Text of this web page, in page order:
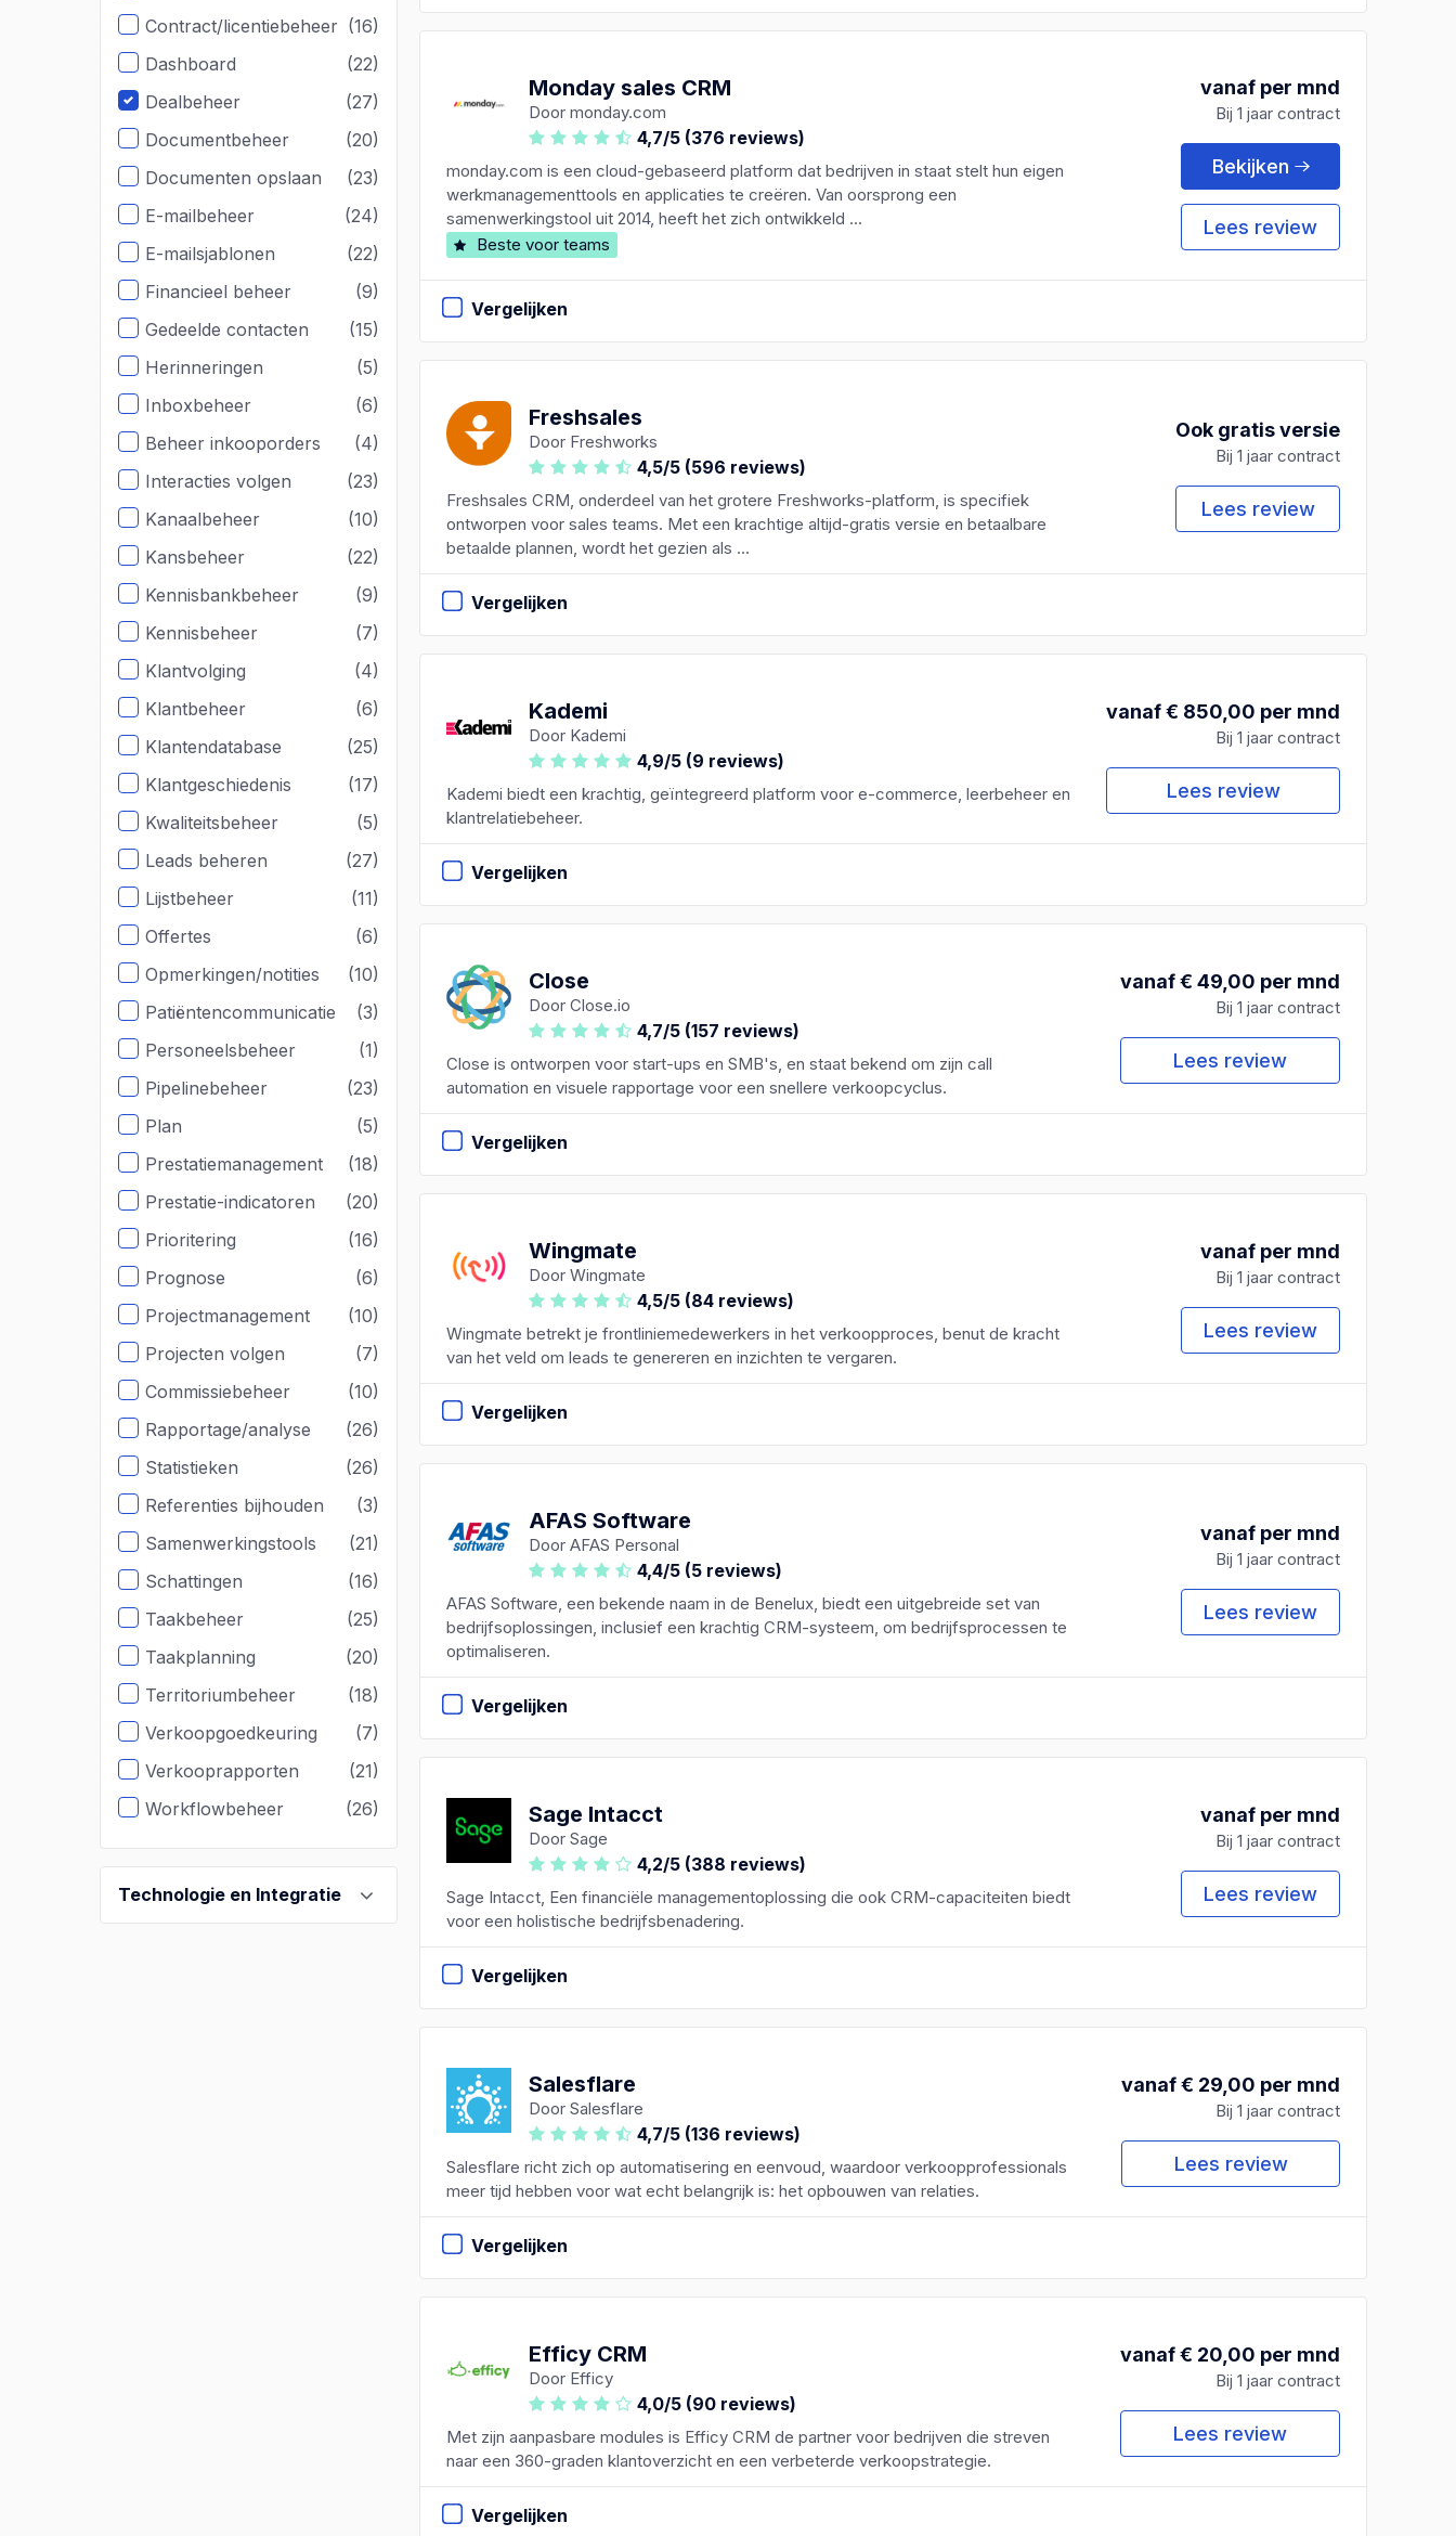
Contract/licentiebeheer (16)
Dashboard
(22)
Dealbeheer
(27)
Documentbeheer
(20)
Documenten opslaan
(23)
E-mailbeheer
(24)
E-mailsjablonen
(22)
Financieel beheer
(9)
Gedeelde contacten
(15)
Herinneringen
(5)
Inboxbeheer
(6)
Beheer inkooporders
(4)
Interacties volgen
(23)
Kanaalbeheer
(10)
Kansbeheer
(22)
Kennisbankbeheer
(9)
Kennisbeheer
(7)
Klantvolging
(4)
Klantbeheer
(6)
Klantendatabase
(25)
Klantgeschiedenis
(17)
Kwaliteitsbeheer
(5)
Leads beheren
(27)
Lijstbeheer
(11)
Offertes
(6)
Opmerkingen/notities
(10)
Patiëntencommunicatie
(3)
Personeelsbeheer
(1)
Pipelinebeheer
(23)
Plan
(5)
Prestatiemanagement
(18)
Prestatie-indicatoren
(20)
Prioritering
(16)
Prognose
(6)
Projectmanagement
(10)
Projecten volgen
(7)
Commissiebeheer
(10)
Rapportage/analyse
(26)
Statistieken
(26)
Referenties bijhouden
(3)
Samenwerkingstools
(21)
Schattingen
(16)
Taakbeheer
(25)
Taakplanning
(20)
Territoriumbeheer
(18)
Verkoopgoedkeuring
(7)
Verkooprapporten
(21)
Workflowbeheer
(26)
Technologie en Integratie
Monday sales CRM
Door monday.com
4,7/5 (376 reviews)
monday.com is een cloud-gebaseerd platform dat bedrijven in staat stelt hun eigen
werkmanagementtools en applicaties te creëren. Van oorsprong een
samenwerkingstool uit 2014, heeft het zich ontwikkeld ...
Beste voor teams
vanaf per mnd
Bij 1 jaar contract
Bekijken
Lees review
Vergelijken
Freshsales
Door Freshworks
4,5/5 (596 reviews)
Freshsales CRM, onderdeel van het grotere Freshworks-platform, is specifiek
ontworpen voor sales teams. Met een krachtige altijd-gratis versie en betaalbare
betaalde plannen, wordt het gezien als ...
Ook gratis versie
Bij 1 jaar contract
Lees review
Vergelijken
Kademi
Door Kademi
4,9/5 (9 reviews)
Kademi biedt een krachtig, geïntegreerd platform voor e-commerce, leerbeheer en
klantrelatiebeheer.
vanaf € 850,00 per mnd
Bij 1 jaar contract
Lees review
Vergelijken
Close
Door Close.io
4,7/5 (157 reviews)
Close is ontworpen voor start-ups en SMB's, en staat bekend om zijn call
automation en visuele rapportage voor een snellere verkoopcyclus.
vanaf € 49,00 per mnd
Bij 1 jaar contract
Lees review
Vergelijken
Wingmate
Door Wingmate
4,5/5 (84 reviews)
Wingmate betrekt je frontliniemedewerkers in het verkoopproces, benut de kracht
van het veld om leads te genereren en inzichten te vergaren.
vanaf per mnd
Bij 1 jaar contract
Lees review
Vergelijken
AFAS Software
Door AFAS Personal
4,4/5 (5 reviews)
AFAS Software, een bekende naam in de Benelux, biedt een uitgebreide set van
bedrijfsoplossingen, inclusief een krachtig CRM-systeem, om bedrijfsprocessen te
optimaliseren.
vanaf per mnd
Bij 1 jaar contract
Lees review
Vergelijken
Sage Intacct
Door Sage
4,2/5 (388 reviews)
Sage Intacct, Een financiële managementoplossing die ook CRM-capaciteiten biedt
voor een holistische bedrijfsbenadering.
vanaf per mnd
Bij 1 jaar contract
Lees review
Vergelijken
Salesflare
Door Salesflare
4,7/5 (136 reviews)
Salesflare richt zich op automatisering en eenvoud, waardoor verkoopprofessionals
meer tijd hebben voor wat echt belangrijk is: het opbouwen van relaties.
vanaf € 29,00 per mnd
Bij 1 jaar contract
Lees review
Vergelijken
Efficy CRM
Door Efficy
4,0/5 (90 reviews)
Met zijn aanpasbare modules is Efficy CRM de partner voor bedrijven die streven
naar een 360-graden klantoverzicht en een verbeterde verkoopstrategie.
vanaf € 20,00 per mnd
Bij 1 jaar contract
Lees review
Vergelijken